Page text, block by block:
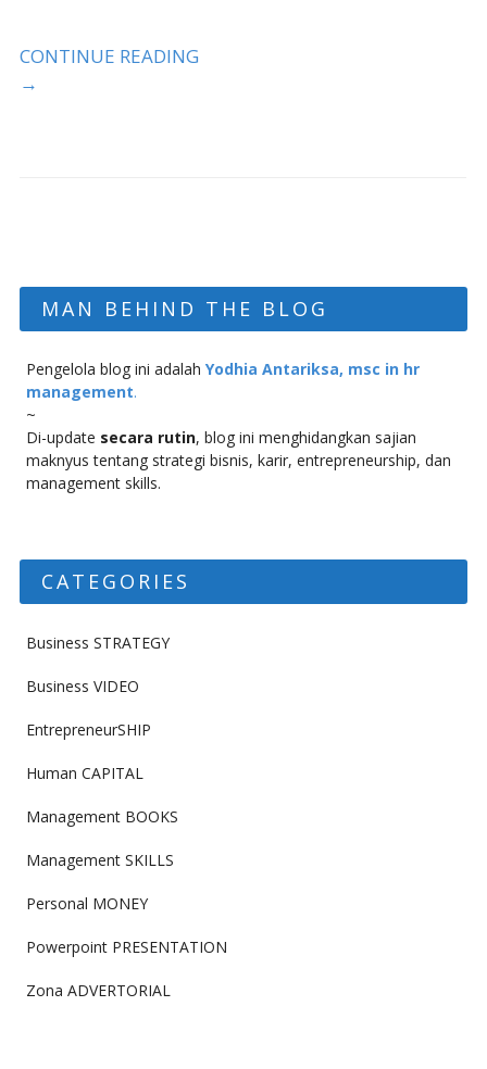
CONTINUE READING
→
MAN BEHIND THE BLOG
Pengelola blog ini adalah Yodhia Antariksa, msc in hr
management.
~
Di-update secara rutin, blog ini menghidangkan sajian
maknyus tentang strategi bisnis, karir, entrepreneurship, dan
management skills.
CATEGORIES
Business STRATEGY
Business VIDEO
EntrepreneurSHIP
Human CAPITAL
Management BOOKS
Management SKILLS
Personal MONEY
Powerpoint PRESENTATION
Zona ADVERTORIAL